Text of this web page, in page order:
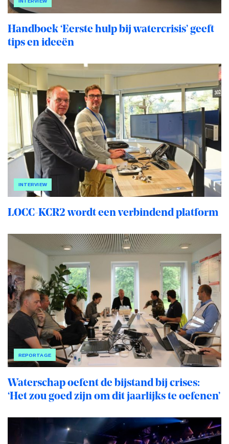
Handboek ‘Eerste hulp bij watercrisis’ geeft
tips en ideeën
INTERVIEW
LOCC-KCR2 wordt een verbindend platform
REPORTAGE
Waterschap oefent de bijstand bij crises:
‘Het zou goed zijn om dit jaarlijks te oefenen’